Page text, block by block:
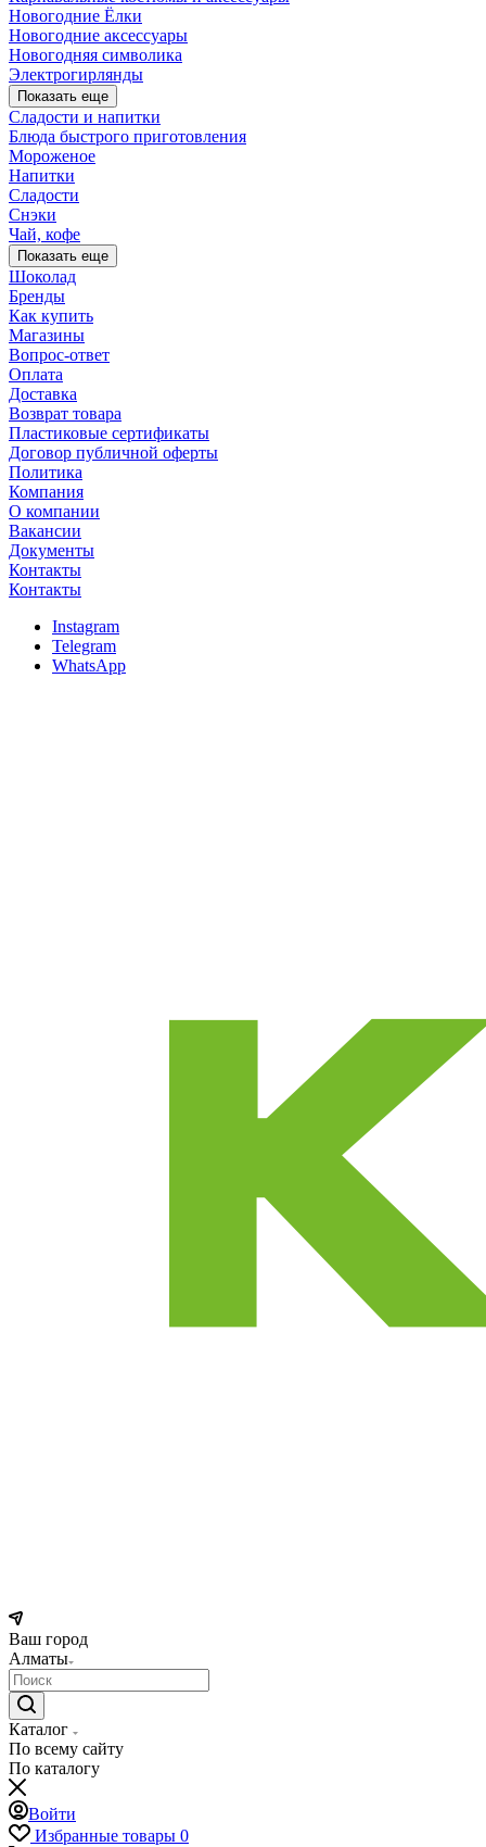
Новогодние Ёлки
Новогодние аксессуары
Новогодняя символика
Электрогирлянды
Показать еще
Сладости и напитки
Блюда быстрого приготовления
Мороженое
Напитки
Сладости
Снэки
Чай, кофе
Показать еще
Шоколад
Бренды
Как купить
Магазины
Вопрос-ответ
Оплата
Доставка
Возврат товара
Пластиковые сертификаты
Договор публичной оферты
Политика
Компания
О компании
Вакансии
Документы
Контакты
Контакты
Instagram
Telegram
WhatsApp
Ваш город
Алматы
Каталог
По всему сайту
По каталогу
Войти
Избранные товары 0